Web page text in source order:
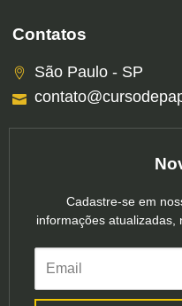
Contatos
São Paulo - SP
Cadastre-se em
informações atualizadas,